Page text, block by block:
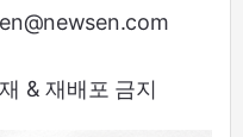
& 재배포 금지